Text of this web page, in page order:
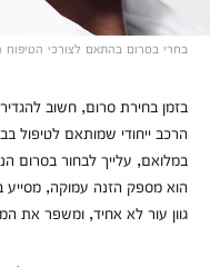
בחרי בסרום בהתאם לצורכי הטיפוח
בזמן בחירת סרום, חשוב
הרכב ייחודי שמותאם לטיפול
במלואם, עלייך לבחור בסרום
הוא מספק הזנה עמוקה, מסייע
גוון עור לא אחיד, ומשפר את